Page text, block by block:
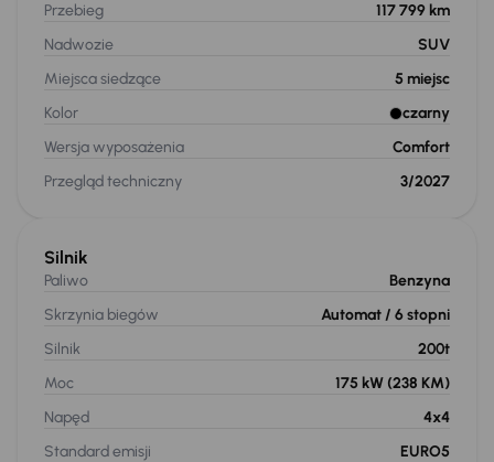
Przebieg
117 799 km
Nadwozie
SUV
Miejsca siedzące
5 miejsc
Kolor
czarny
Wersja wyposażenia
Comfort
Przegląd techniczny
3/2027
Silnik
Paliwo
Benzyna
Skrzynia biegów
Automat / 6 stopni
Silnik
200t
Moc
175 kW (238 KM)
Napęd
4x4
Standard emisji
EURO5